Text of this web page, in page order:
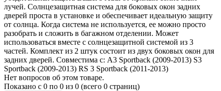
лучей. Солнцезащитная система для боковых окон задних
дверей проста в установке и обеспечивает идеальную защиту
от солнца. Когда система не используется, ее можно просто
разобрать и сложить в багажном отделении. Может
использоваться вместе с солнцезащитной системой из 3
частей. Комплект из 2 штук состоит из двух боковых окон для
задних дверей. Совместима с: A3 Sportback (2009-2013) S3
Sportback (2009-2013) RS 3 Sportback (2011-2013)
Нет вопросов об этом товаре.
Показано с 0 по 0 из 0 (всего 0 страниц)